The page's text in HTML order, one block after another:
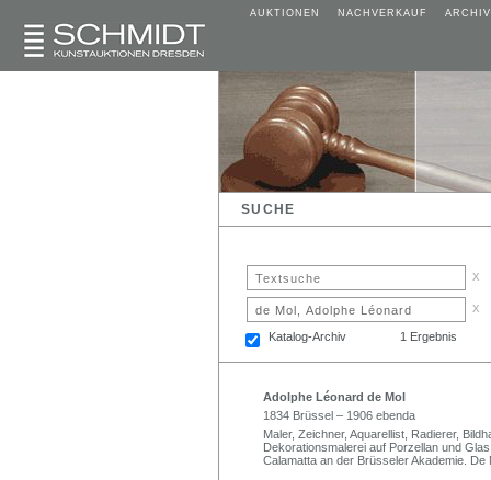
AUKTIONEN NACHVERKAUF ARCHIV
SUCHE
x
x
Katalog-Archiv 1 Ergebnis
Adolphe Léonard de Mol
1834 Brüssel – 1906 ebenda
Maler, Zeichner, Aquarellist, Radierer,
Dekorationsmalerei auf Porzellan und
Calamatta an der Brüsseler Akademie.